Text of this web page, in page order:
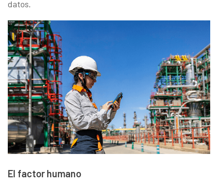
datos.
El factor humano